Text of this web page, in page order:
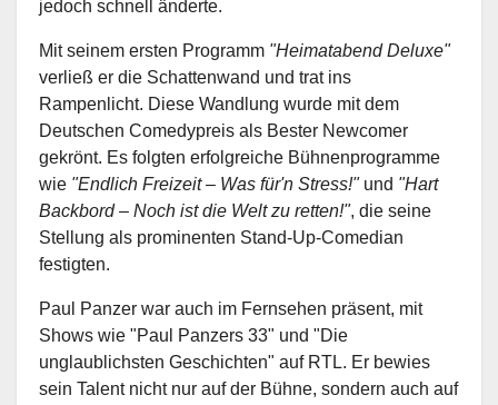
jedoch schnell änderte.
Mit seinem ersten Programm "Heimatabend Deluxe"
verließ er die Schattenwand und trat ins
Rampenlicht. Diese Wandlung wurde mit dem
Deutschen Comedypreis als Bester Newcomer
gekrönt. Es folgten erfolgreiche Bühnenprogramme
wie "Endlich Freizeit – Was für'n Stress!"und "Hart
Backbord – Noch ist die Welt zu retten!", die seine
Stellung als prominenten Stand-Up-Comedian
festigten.
Paul Panzer war auch im Fernsehen präsent, mit
Shows wie "Paul Panzers 33" und "Die
unglaublichsten Geschichten" auf RTL. Er bewies
sein Talent nicht nur auf der Bühne, sondern auch auf